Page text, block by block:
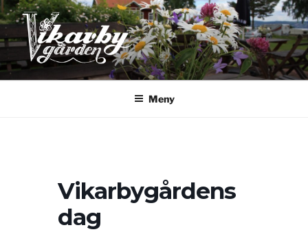
Hoppa
till
innehåll
VIKARBYGÅRDEN
Semester i hjärtat av Dalarna
Meny
Vikarbygårdens
dag